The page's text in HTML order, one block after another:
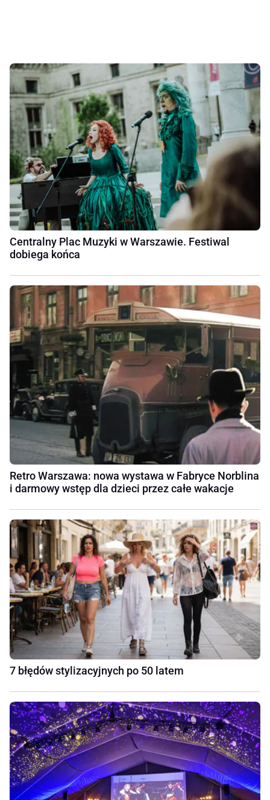
Centralny Plac Muzyki w Warszawie. Festiwal
dobiega końca
Retro Warszawa: nowa wystawa w Fabryce Norblina
i darmowy wstęp dla dzieci przez całe wakacje
7 błędów stylizacyjnych po 50 latem